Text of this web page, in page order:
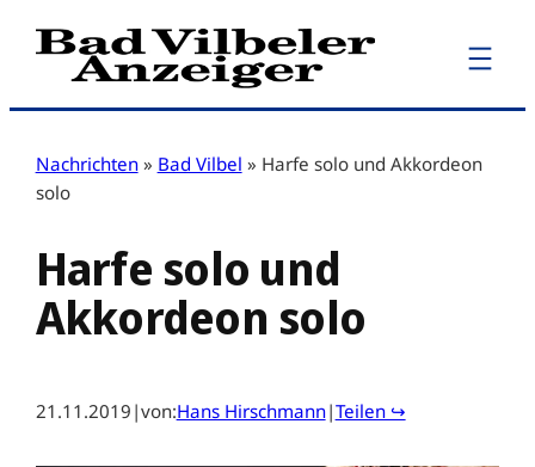
Zum
Inhalt
Nachrichten » Bad Vilbel » Harfe solo und Akkordeon
solo
Harfe solo und
Akkordeon solo
21.11.2019 |von:Hans Hirschmann|Teilen ↪